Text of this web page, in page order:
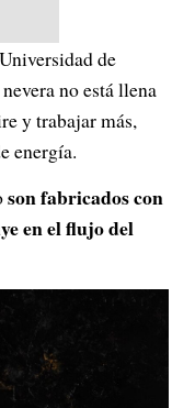
de
no está llena
y trabajar más,
energía.
son fabricados con
en el flujo del